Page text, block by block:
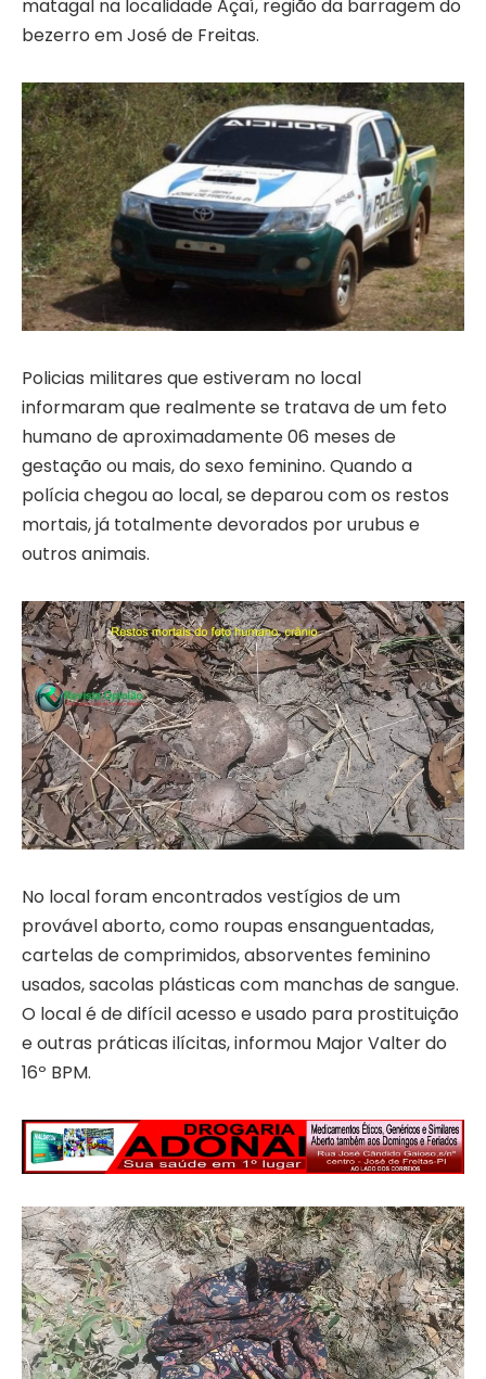
matagal na localidade Açaí, região da barragem do
bezerro em José de Freitas.
Policias militares que estiveram no local
informaram que realmente se tratava de um feto
humano de aproximadamente 06 meses de
gestação ou mais, do sexo feminino. Quando a
polícia chegou ao local, se deparou com os restos
mortais, já totalmente devorados por urubus e
outros animais.
No local foram encontrados vestígios de um
provável aborto, como roupas ensanguentadas,
cartelas de comprimidos, absorventes feminino
usados, sacolas plásticas com manchas de sangue.
O local é de difícil acesso e usado para prostituição
e outras práticas ilícitas, informou Major Valter do
16º BPM.